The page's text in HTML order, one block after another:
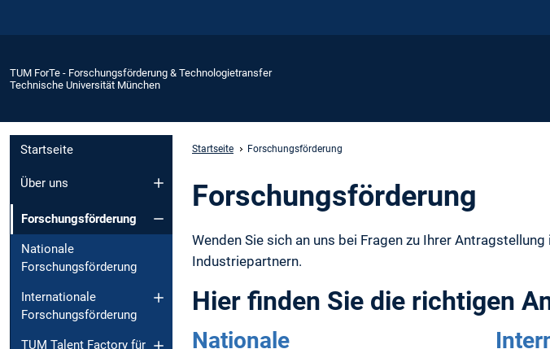
TUM ForTe - Forschungsförderung & Technologietransfer
Technische Universität München
Startseite
Über uns
Forschungsförderung
Nationale
Forschungsförderung
Internationale
Forschungsförderung
TUM Talent Factory für
Startseite Forschungsförderung
Forschungsförderung
Wenden Sie sich an uns bei Fragen zu Ihrer
Industriepartnern.
Hier finden Sie die richtigen
Nationale